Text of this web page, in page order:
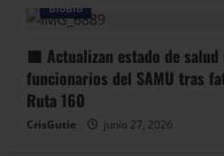
BioBio
🟥 Actualizan estado de
funcionarios del SAMU tras
Ruta 160
CrisGutie junio 27, 2026